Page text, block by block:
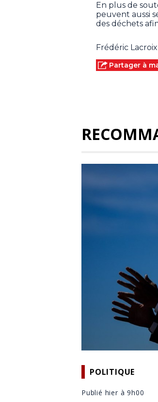
En plus de
peuvent aussi
des déchets
Frédéric
Partager à
POLITIQUE
Publié hier à 9h00